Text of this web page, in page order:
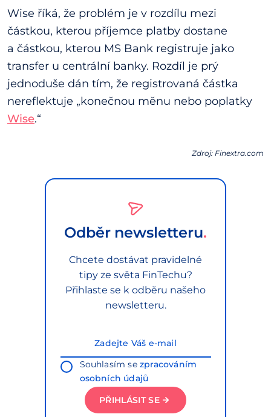
Wise říká, že problém je v rozdílu mezi
částkou, kterou příjemce platby dostane
a částkou, kterou MS Bank registruje jako
transfer u centrální banky. Rozdíl je prý
jednoduše dán tím, že registrovaná částka
nereflektuje „konečnou měnu nebo poplatky
Wise.“
Zdroj: Finextra.com
Odběr newsletteru
Chcete dostávat pravidelné
tipy ze světa FinTechu?
Přihlaste se k odběru našeho
newsletteru.
Souhlasím sezpracováním
osobních údajů
PŘIHLÁSIT SE